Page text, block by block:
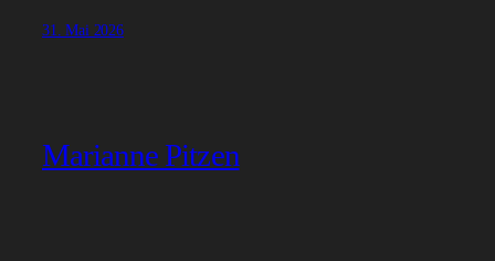
31. Mai 2026
Marianne Pitzen